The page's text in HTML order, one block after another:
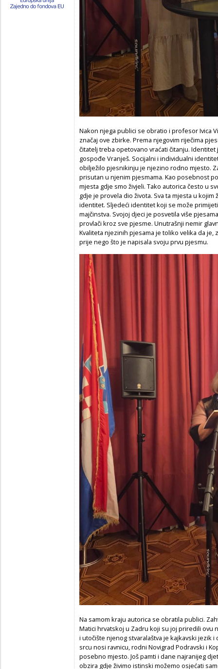
Nakon njega publici se obratio i profesor Ivica
značaj ove zbirke. Prema njegovim riječima
čitatelj treba opetovano vraćati čitanju.
gospođe Vranješ. Socijalni i individualni
obilježilo pjesnikinju je njezino rodno mjesto.
prisutan u njenim pjesmama. Kao posebnost
mjesta gdje smo živjeli. Tako autorica često u
gdje je provela dio života. Sva ta mjesta u
identitet. Sljedeći identitet koji se može
majčinstva. Svojoj djeci je posvetila više
provlači kroz sve pjesme. Unutrašnji nemir
Kvaliteta njezinih pjesama je toliko velika da
prije nego što je napisala svoju prvu pjesmu.
Na samom kraju autorica se obratila publici.
Matici hrvatskoj u Zadru koji su joj priredili ovu
i utočište njenog stvaralaštva je kajkavski jezik
srcu nosi ravnicu, rodni Novigrad Podravski i
posebno mjesto. Još pamti i dane najranijeg
obzira gdje živimo istinski možemo osjećati